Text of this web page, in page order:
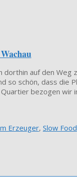
dorthin auf den Weg
so schön, dass die
bezogen wir
Erzeuger, Slow Food